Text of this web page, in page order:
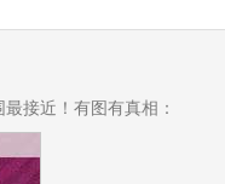
接近！有图有真相：